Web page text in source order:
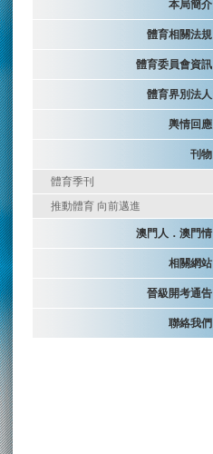
本局簡介
體育相關法規
體育委員會資訊
體育界別法人
輿情回應
刊物
體育季刊
推動體育 向前邁進
澳門人．澳門情
相關網站
晉級開考通告
聯絡我們